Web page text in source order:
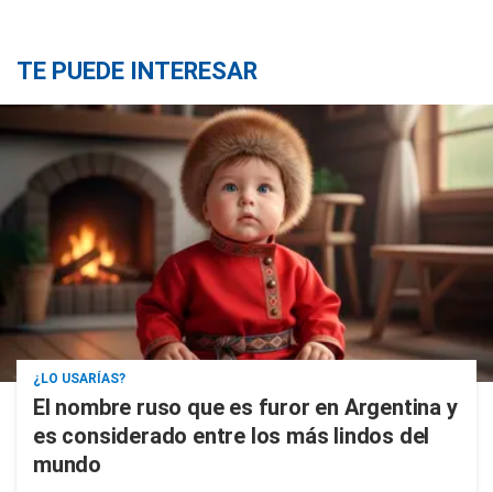
TE PUEDE INTERESAR
¿LO USARÍAS?
El nombre ruso que es furor en Argentina y
es considerado entre los más lindos del
mundo